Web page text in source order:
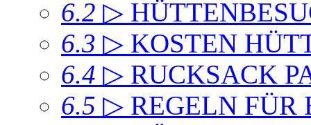
6.2 ▷
6.3 ▷ KOSTEN
6.4 ▷ RUCKSACK
6.5 ▷ REGELN FÜR